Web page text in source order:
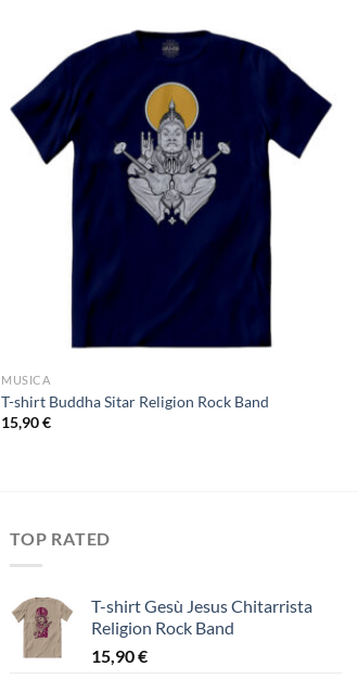
MUSICA
T-shirt Buddha Sitar Religion Rock Band
15,90€
TOP RATED
T-shirt Gesù Jesus Chitarrista
Religion Rock Band
15,90€